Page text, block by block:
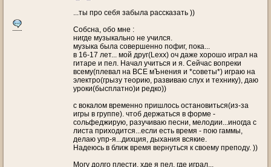
...ты про себя забыла рассказать ))
Собсна, обо мне :
нигде музыкально не учился.
музыка была совершенно пофиг, пока...
в 16-17 лет... мой друг(Lexx) оч даже хорошо играл на
гитаре и пел. Начал учиться и я. Сейчас вопреки
всему(плевал на ВСЕ мЪнения и *советы*) играю на
электро(грызу теорию, развиваю слух и технику), даю
уроки(бысплатно)и редко))
с вокалом временно пришлось остановиться(из-за
игры в группе). чтоб держаться в форме -
сольфеджирую, разучиваю песни, мелодии...иногда с
листа приходится...если есть время - пою гаммы,
делаю упр-я...дихция, дыхания всякие.
Надеюсь в ближ время вернуться к своему преподу. ))
Могу долго плести, хде я пел, где играл...